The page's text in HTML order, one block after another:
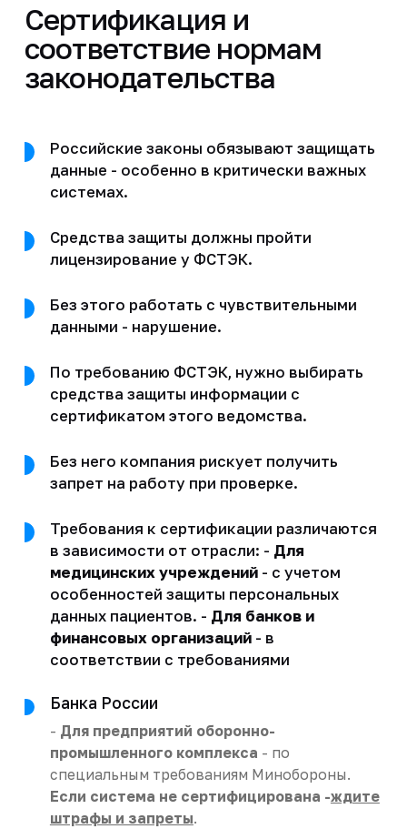
Сертификация и
соответствие нормам
законодательства
Российские законы обязывают защищать
данные - особенно в критически важных
системах.
Средства защиты должны пройти
лицензирование у ФСТЭК.
Без этого работать с чувствительными
данными - нарушение.
По требованию ФСТЭК, нужно выбирать
средства защиты информации с
сертификатом этого ведомства.
Без него компания рискует получить
запрет на работу при проверке.
Требования к сертификации различаются
в зависимости от отрасли: - Для
медицинских учреждений- с учетом
особенностей защиты персональных
данных пациентов. - Для банков и
финансовых организаций- в
соответствии с требованиями
Банка России
- Для предприятий оборонно-
промышленного комплекса - по
специальным требованиям Минобороны.
Если система не сертифицирована -ждите
штрафы и запреты.